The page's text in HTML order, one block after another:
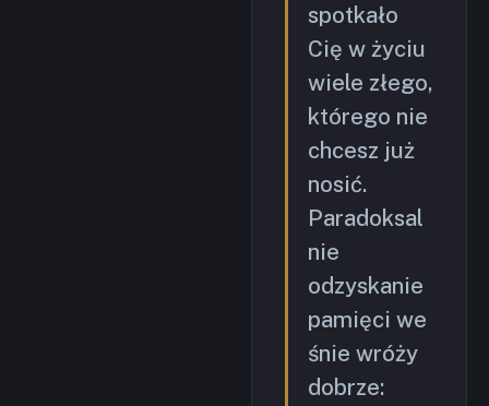
spotkało
Cię w życiu
wiele złego,
którego nie
chcesz już
nosić.
Paradoksal
nie
odzyskanie
pamięci we
śnie wróży
dobrze: